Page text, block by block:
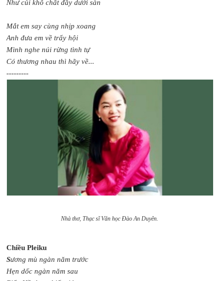
Như củi khô chất đầy dưới sàn
Mắt em say cùng nhịp xoang
Anh đưa em về trẩy hội
Mình nghe núi rừng tình tự
Có thương nhau thì hãy về...
---------
Nhà thơ, Thạc sĩ Văn học Đào An Duyên.
Chiều Pleiku
Sương mù ngàn năm trước
Hẹn dốc ngàn năm sau